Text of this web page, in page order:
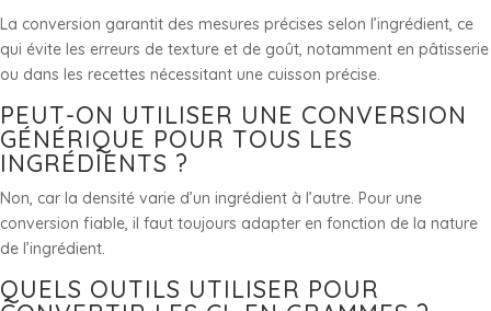
La conversion garantit des mesures précises selon l’ingrédient, ce
qui évite les erreurs de texture et de goût, notamment en pâtisserie
ou dans les recettes nécessitant une cuisson précise.
PEUT-ON UTILISER UNE CONVERSION
GÉNÉRIQUE POUR TOUS LES
INGRÉDIENTS ?
Non, car la densité varie d’un ingrédient à l’autre. Pour une
conversion fiable, il faut toujours adapter en fonction de la nature
de l’ingrédient.
QUELS OUTILS UTILISER POUR